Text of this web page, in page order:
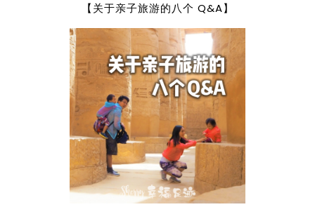
【关于亲子旅游的八个 Q&A】